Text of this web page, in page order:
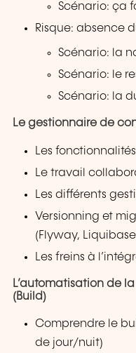
Scénario: ça
Risque: absence
Scénario: la
Scénario: le
Scénario: la
Le gestionnaire de
Les fonctionnalités
Le travail
Les différents
Versionning et
(Flyway,
Les freins à
L’automatisation de
(Build)
Comprendre le
de jour/nuit)